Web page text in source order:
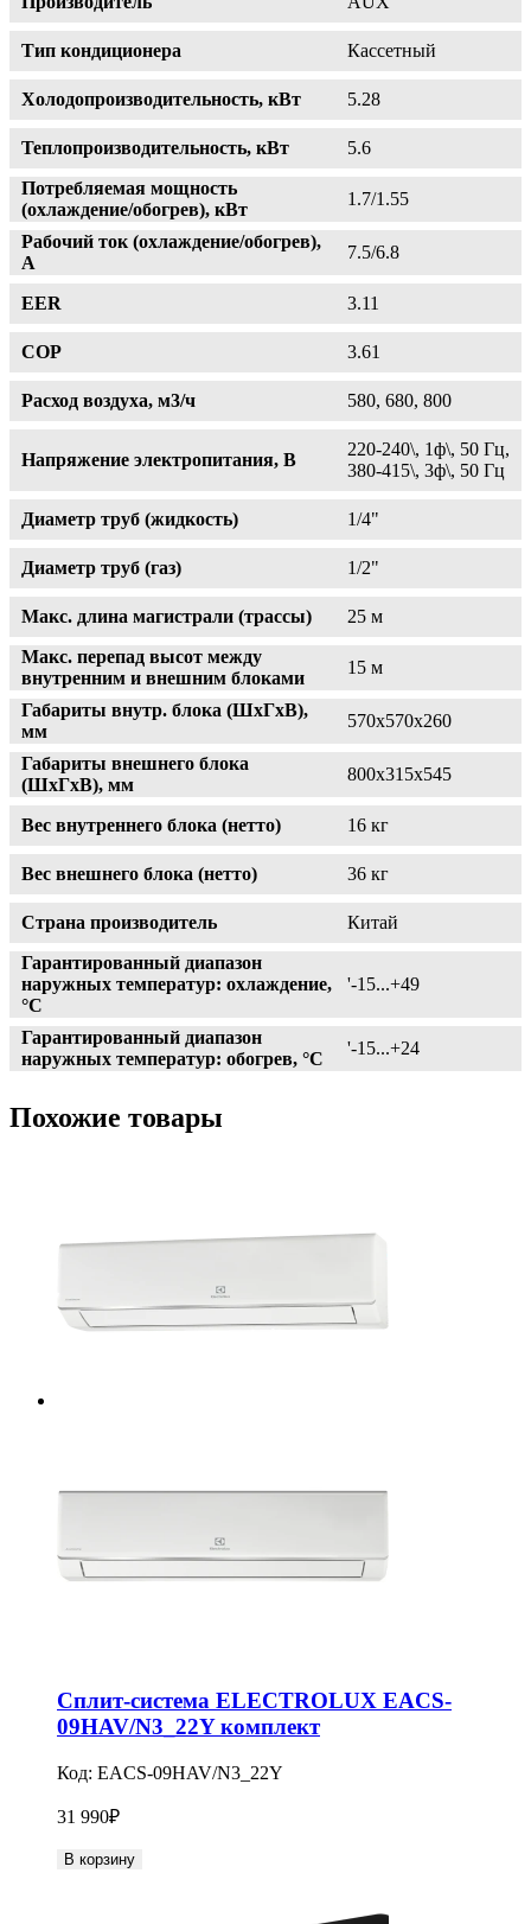
Тип кондиционера Кассетный
Холодопроизводительность, кВт 5.28
Теплопроизводительность, кВт
5.6
Потребляемая мощность
(охлаждение/обогрев), кВт
1.7/1.55
Рабочий ток (охлаждение/обогрев),
А
7.5/6.8
EER 3.11
COP 3.61
Расход воздуха, м3/ч 580, 680, 800
Напряжение электропитания, В
220-240\, 1ф\, 50 Гц,
380-415\, 3ф\, 50 Гц
Диаметр труб (жидкость) 1/4"
Диаметр труб (газ) 1/2"
Макс. длина магистрали (трассы)
25 м
Макс. перепад высот между
внутренним и внешним блоками
15 м
Габариты внутр. блока (ШxГxВ),
мм
570x570x260
Габариты внешнего блока
(ШxГxВ), мм
800х315х545
Вес внутреннего блока (нетто) 16 кг
Вес внешнего блока (нетто) 36 кг
Страна производитель
Китай
Гарантированный диапазон
наружных температур: охлаждение,
°C
'-15...+49
Гарантированный диапазон
наружных температур: обогрев, °C
'-15...+24
Похожие товары
Сплит-система ELECTROLUX EACS-
09HAV/N3_22Y комплект
Код: EACS-09HAV/N3_22Y
31 990₽
В корзину